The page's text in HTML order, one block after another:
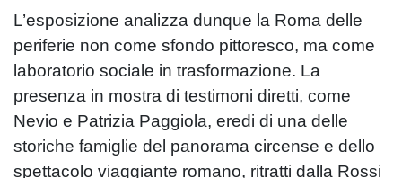
L’esposizione analizza dunque la Roma delle
periferie non come sfondo pittoresco, ma come
laboratorio sociale in trasformazione. La
presenza in mostra di testimoni diretti, come
Nevio e Patrizia Paggiola, eredi di una delle
storiche famiglie del panorama circense e dello
spettacolo viaggiante romano, ritratti dalla Rossi